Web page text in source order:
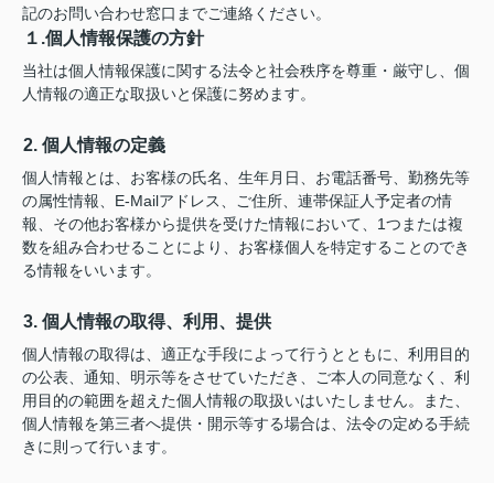
記のお問い合わせ窓口までご連絡ください。
１.個人情報保護の方針
当社は個人情報保護に関する法令と社会秩序を尊重・厳守し、個
人情報の適正な取扱いと保護に努めます。
2. 個人情報の定義
個人情報とは、お客様の氏名、生年月日、お電話番号、勤務先等
の属性情報、E-Mailアドレス、ご住所、連帯保証人予定者の情
報、その他お客様から提供を受けた情報において、1つまたは複
数を組み合わせることにより、お客様個人を特定することのでき
る情報をいいます。
3. 個人情報の取得、利用、提供
個人情報の取得は、適正な手段によって行うとともに、利用目的
の公表、通知、明示等をさせていただき、ご本人の同意なく、利
用目的の範囲を超えた個人情報の取扱いはいたしません。また、
個人情報を第三者へ提供・開示等する場合は、法令の定める手続
きに則って行います。